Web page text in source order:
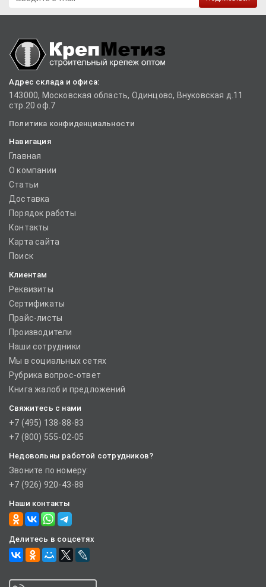
Адрес склада и офиса:
143000, Московская область, Одинцово, Внуковская д.11
стр.20 оф.7
Политика конфиденциальности
Навигация
Главная
О компании
Статьи
Доставка
Порядок работы
Контакты
Карта сайта
Поиск
Клиентам
Реквизиты
Сертификаты
Прайс-листы
Производители
Наши сотрудники
Мы в социальных сетях
Рубрика вопрос-ответ
Книга жалоб и предложений
Свяжитесь с нами
+7 (495) 138-88-83
+7 (800) 555-02-05
Недовольны работой сотрудников?
Звоните по номеру:
+7 (926) 920-43-88
Наши контакты
Делитесь в соцсетях